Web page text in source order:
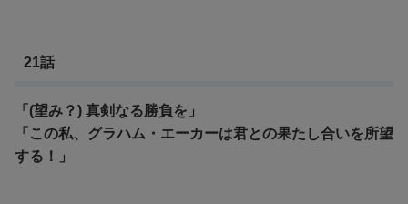
21話
「(望み？) 真剣なる勝負を」
「この私、グラハム・エーカーは君との果たし合いを所望
する！」